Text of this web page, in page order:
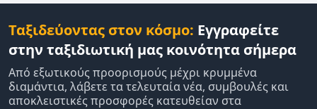
Ταξιδεύοντας στον κόσμο: Εγγραφείτε
στην ταξιδιωτική μας κοινότητα σήμερα
Από εξωτικούς προορισμούς μέχρι κρυμμένα
διαμάντια, λάβετε τα τελευταία νέα, συμβουλές και
αποκλειστικές προσφορές κατευθείαν στα